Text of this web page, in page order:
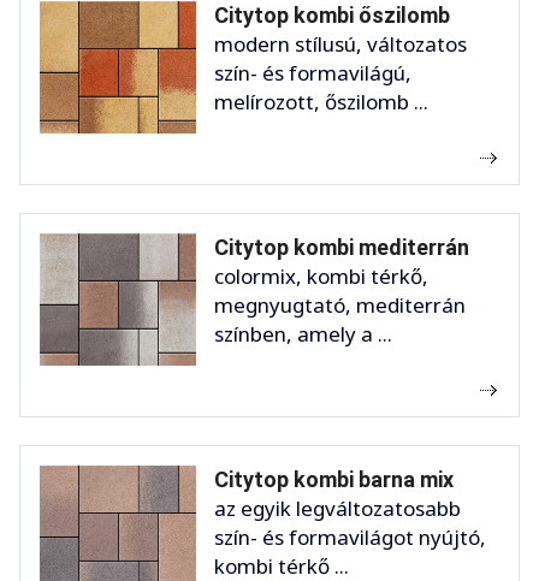
Citytop kombi őszilomb
modern stílusú, változatos
szín- és formavilágú,
melírozott, őszilomb ...
Citytop kombi mediterrán
colormix, kombi térkő,
megnyugtató, mediterrán
színben, amely a ...
Citytop kombi barna mix
az egyik legváltozatosabb
szín- és formavilágot nyújtó,
kombi térkő ...